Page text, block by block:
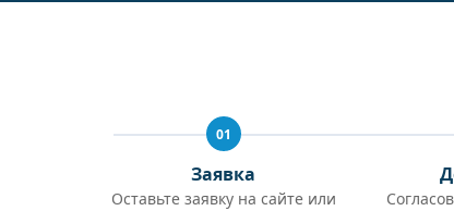
01
Заявка
Оставьте заявку на сайте или